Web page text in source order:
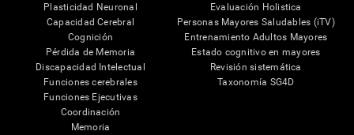
Plasticidad Neuronal
Capacidad Cerebral
Cognición
Pérdida de Memoria
Discapacidad Intelectual
Funciones cerebrales
Funciones Ejecutivas
Coordinación
Memoria
Evaluación Holistica
Personas Mayores Saludables (iTV)
Entrenamiento Adultos Mayores
Estado cognitivo en mayores
Revisión sistemática
Taxonomía SG4D